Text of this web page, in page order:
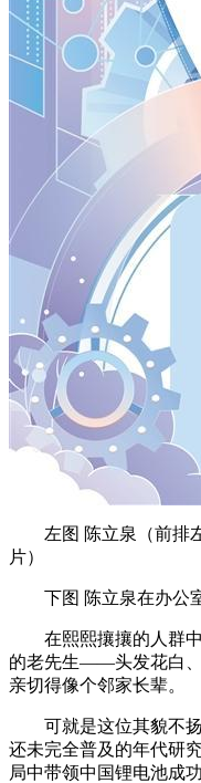
左图 陈立泉（前排
片）
下图 陈立泉在办公
在熙熙攘攘的人群
的老先生——头发花白、
亲切得像个邻家长辈。
可就是这位其貌不
还未完全普及的年代研
局中带领中国锂电池成功